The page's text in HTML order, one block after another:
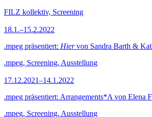
FILZ kollektiv, Screening
18.1.–15.2.2022
.mpeg präsentiert: Hiervon Sandra Barth &
.mpeg, Screening, Ausstellung
17.12.2021–14.1.2022
.mpeg präsentiert: Arrangements*A von Elena
.mpeg, Screening, Ausstellung